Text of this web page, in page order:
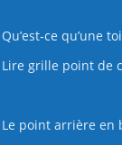
Qu’est‑ce qu’une
Lire grille point de
Le point arrière en